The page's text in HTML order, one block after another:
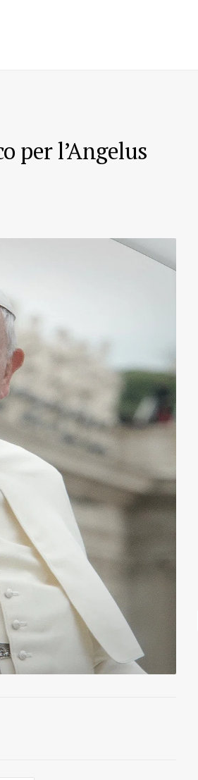
per l’Angelus